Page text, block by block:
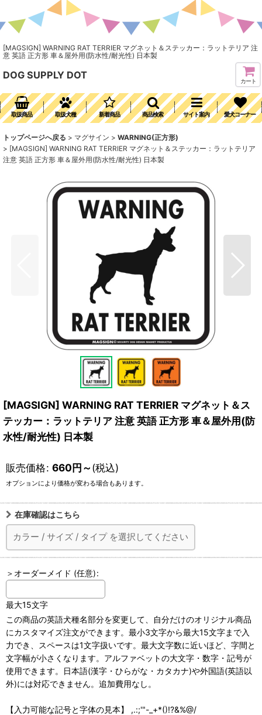
[MAGSIGN] WARNING RAT TERRIER マグネット＆ステッカー：ラットテリア 注
意 英語 正方形 車＆屋外用(防水性/耐光性) 日本製
DOG SUPPLY DOT
カート
取扱商品 取扱犬種 新着商品 商品検索 サイト案内 愛犬コーナー
トップページへ戻る > マグサイン > WARNING(正方形)
> [MAGSIGN] WARNING RAT TERRIER マグネット＆ステッカー：ラットテリア
注意 英語 正方形 車＆屋外用(防水性/耐光性) 日本製
[MAGSIGN] WARNING RAT TERRIER マグネット＆ス
テッカー：ラットテリア 注意 英語 正方形 車＆屋外用(防
水性/耐光性) 日本製
販売価格: 660円～(税込)
オプションにより価格が変わる場合もあります。
在庫確認はこちら
カラー / サイズ / タイプ を選択してください
＞オーダーメイド (任意):
最大15文字
この商品の英語犬種名部分を変更して、自分だけのオリジナル商品
にカスタマイズ注文ができます。最小3文字から最大15文字まで入
力でき、スペースは1文字扱いです。最大文字数に近いほど、字間と
文字幅が小さくなります。アルファベットの大文字・数字・記号が
使用できます。日本語(漢字・ひらがな・カタカナ)や外国語(英語以
外)には対応できません。追加費用なし。
【入力可能な記号と字体の見本】 ,.:;'"-_+*()!?&%@/